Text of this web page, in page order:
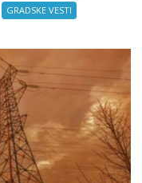
GRADSKE VESTI